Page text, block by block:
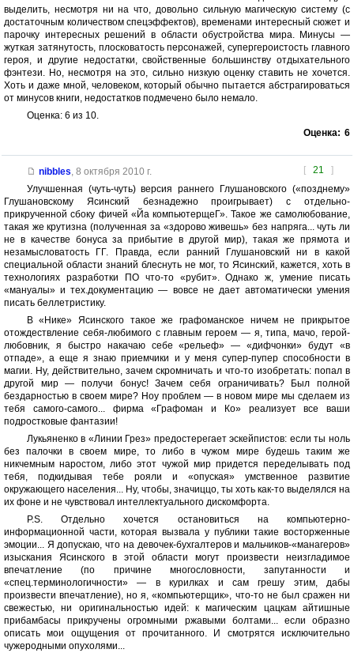
выделить, несмотря ни на что, довольно сильную магическую систему (с
достаточным количеством спецэффектов), временами интересный сюжет и
парочку интересных решений в области обустройства мира. Минусы —
жуткая затянутость, плосковатость персонажей, супергероистость главного
героя, и другие недостатки, свойственные большинству отдыхательного
фэнтези. Но, несмотря на это, сильно низкую оценку ставить не хочется.
Хоть и даже мной, человеком, который обычно пытается абстрагироваться
от минусов книги, недостатков подмечено было немало.
Оценка: 6 из 10.
Оценка: 6
[ 21 ]
nibbles, 8 октября 2010 г.
Улучшенная (чуть-чуть) версия раннего Глушановского («позднему»
Глушановскому Ясинский безнадежно проигрывает) с отдельно-
прикрученной сбоку фичей «Йа компьютерщеГ». Такое же самолюбование,
такая же крутизна (полученная за «здорово живешь» без напряга... чуть ли
не в качестве бонуса за прибытие в другой мир), такая же прямота и
незамысловатость ГГ. Правда, если ранний Глушановский ни в какой
специальной области знаний блеснуть не мог, то Ясинский, кажется, хоть в
технологиях разработки ПО что-то «рубит». Однако ж, умение писать
«мануалы» и тех.документацию — вовсе не дает автоматически умения
писать беллетристику.
В «Нике» Ясинского такое же графоманское ничем не прикрытое
отождествление себя-любимого с главным героем — я, типа, мачо, герой-
любовник, я быстро накачаю себе «рельеф» — «дифчонки» будут «в
отпаде», а еще я знаю приемчики и у меня супер-пупер способности в
магии. Ну, действительно, зачем скромничать и что-то изобретать: попал в
другой мир — получи бонус! Зачем себя ограничивать? Был полной
бездарностью в своем мире? Ноу проблем — в новом мире мы сделаем из
тебя самого-самого... фирма «Графоман и Ко» реализует все ваши
подростковые фантазии!
Лукьяненко в «Линии Грез» предостерегает эскейпистов: если ты ноль
без палочки в своем мире, то либо в чужом мире будешь таким же
никчемным наростом, либо этот чужой мир придется переделывать под
тебя, подкидывая тебе рояли и «опуская» умственное развитие
окружающего населения... Ну, чтобы, значиццо, ты хоть как-то выделялся на
их фоне и не чувствовал интеллектуального дискомфорта.
P.S. Отдельно хочется остановиться на компьютерно-
информационной части, которая вызвала у публики такие восторженные
эмоции... Я допускаю, что на девочек-бухгалтеров и мальчиков-«манагеров»
изыскания Ясинского в этой области могут произвести неизгладимое
впечатление (по причине многословности, запутанности и
«спец.терминологичности» — в курилках и сам грешу этим, дабы
произвести впечатление), но я, «компьютерщик», что-то не был сражен ни
свежестью, ни оригинальностью идей: к магическим цацкам айтишные
прибамбасы прикручены огромными ржавыми болтами... если образно
описать мои ощущения от прочитанного. И смотрятся исключительно
чужеродными опухолями...